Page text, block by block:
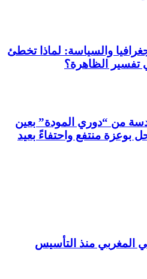
والسياسة: لماذا تخطئ
تفسير الظاهرة؟
من “دوري المودة” بعين
بوعزة منتفع واحتفاءً بعيد
المغربي منذ التأسيس